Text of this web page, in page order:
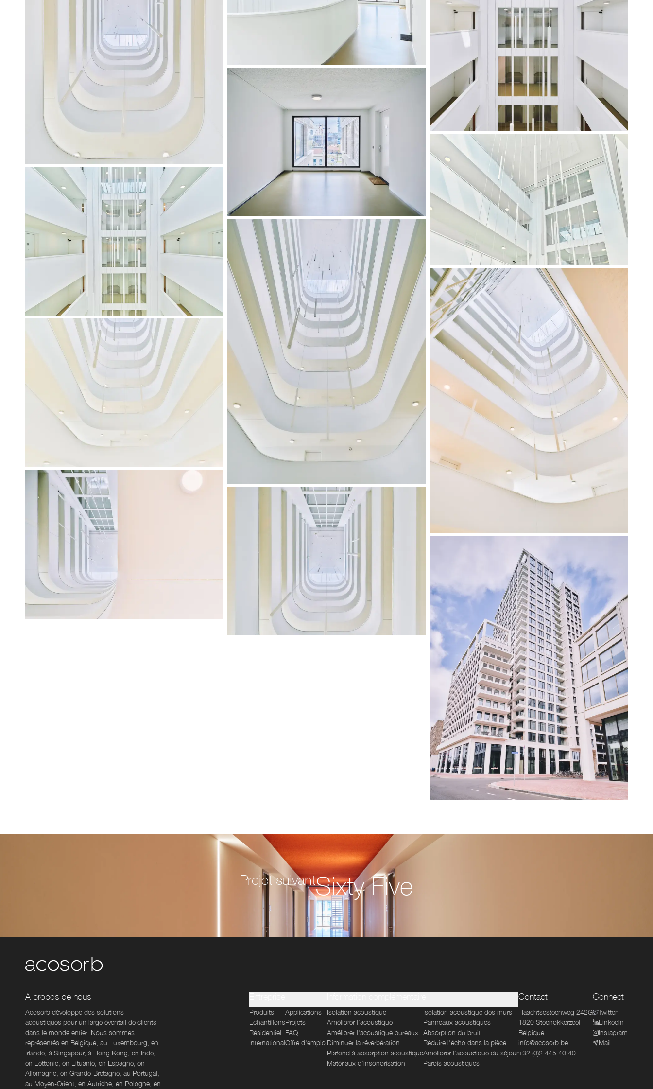
Projet suivantSixty Five
A propos de nous
Acosorb développe des solutions
acoustiques pour un large éventail de clients
dans le monde entier. Nous sommes
représentés en Belgique, au Luxembourg, en
Irlande, à Singapour, à Hong Kong, en Inde,
en Lettonie, en Lituanie, en Espagne, en
Allemagne, en Grande-Bretagne, au Portugal,
au Moyen-Orient, en Autriche, en Pologne, en
Produits
Echantillons
Résidentiel
International
Applications
Projets
FAQ
Offre d'emploi
Isolation acoustique
Améliorer l'acoustique
Améliorer l'acoustique bureaux
Diminuer la réverbération
Plafond à absorption acoustique
Matériaux d'insonorisation
Isolation acoustique des murs
Panneaux acoustiques
Absorption du bruit
Réduire l'écho dans la pièce
Améliorer l'acoustique du séjour
Parois acoustiques
Contact
Haachtsesteenweg 242G
1820 Steenokkerzeel
Belgique
info@acosorb.be
+32 (0)2 445 40 40
Connect
Twitter
LinkedIn
Instagram
Mail